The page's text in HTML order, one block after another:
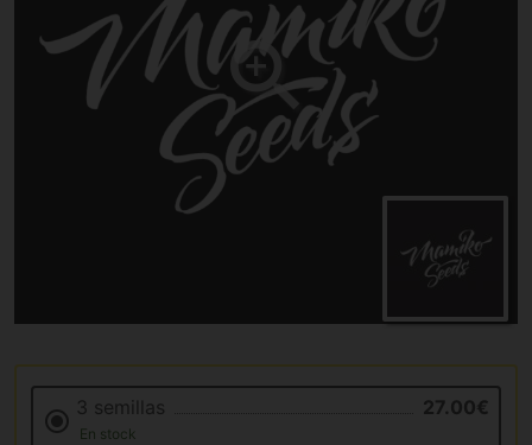
3 semillas 27.00€
En stock